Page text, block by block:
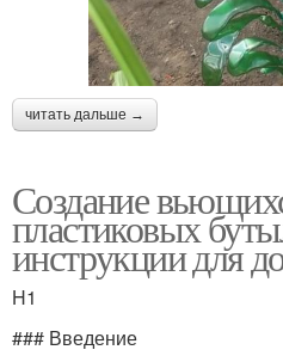
читать дальше →
Создание
пластиковых
инструкции для
H1
### Введение